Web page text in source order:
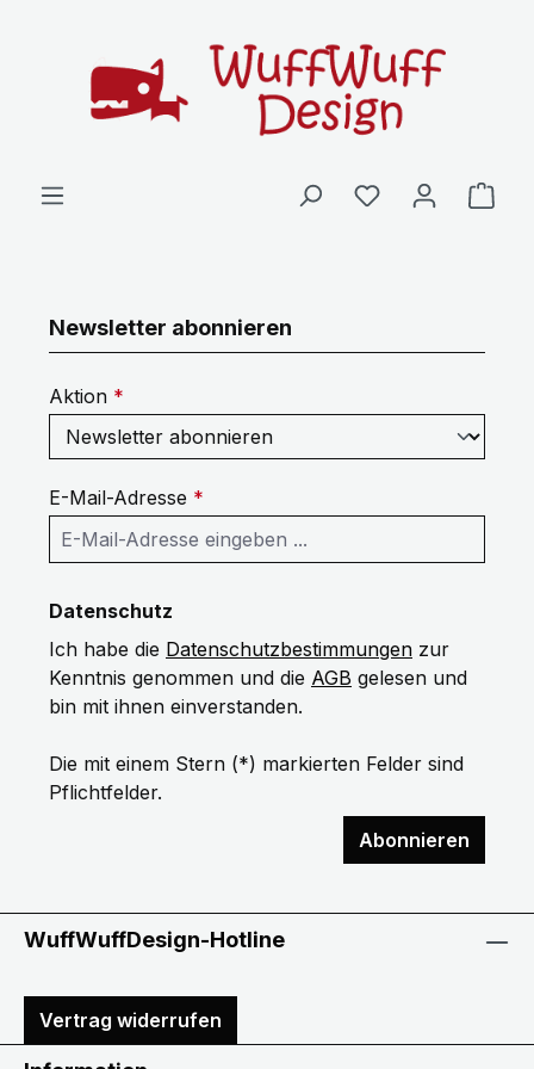
Newsletter abonnieren
Aktion *
E-Mail-Adresse *
Datenschutz
Ich habe die Datenschutzbestimmungen zur
Kenntnis genommen und die AGB gelesen und
bin mit ihnen einverstanden.
Die mit einem Stern (*) markierten Felder sind
Pflichtfelder.
Abonnieren
WuffWuffDesign-Hotline
Vertrag widerrufen